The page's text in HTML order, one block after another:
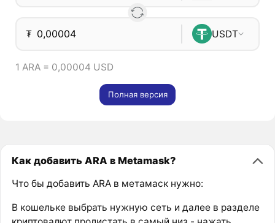
₮ USDT
1 ARA = 0,00004 USD
Полная версия
Как добавить ARA в Metamask?
Что бы добавить ARA в метамаск нужно:
В кошельке выбрать нужную сеть и далее в разделе